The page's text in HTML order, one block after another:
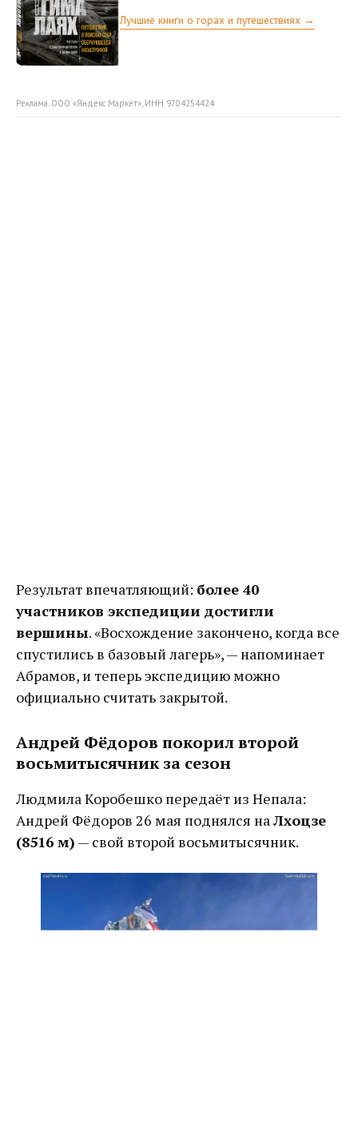
Лучшие книги о горах и путешествиях →
Реклама. ООО «Яндекс Маркет», ИНН 9704254424
Результат впечатляющий: более 40
участников экспедиции достигли
вершины. «Восхождение закончено, когда все
спустились в базовый лагерь», — напоминает
Абрамов, и теперь экспедицию можно
официально считать закрытой.
Андрей Фёдоров покорил второй
восьмитысячник за сезон
Людмила Коробешко передаёт из Непала:
Андрей Фёдоров 26 мая поднялся наЛхоцзе
(8516 м) — свой второй восьмитысячник.